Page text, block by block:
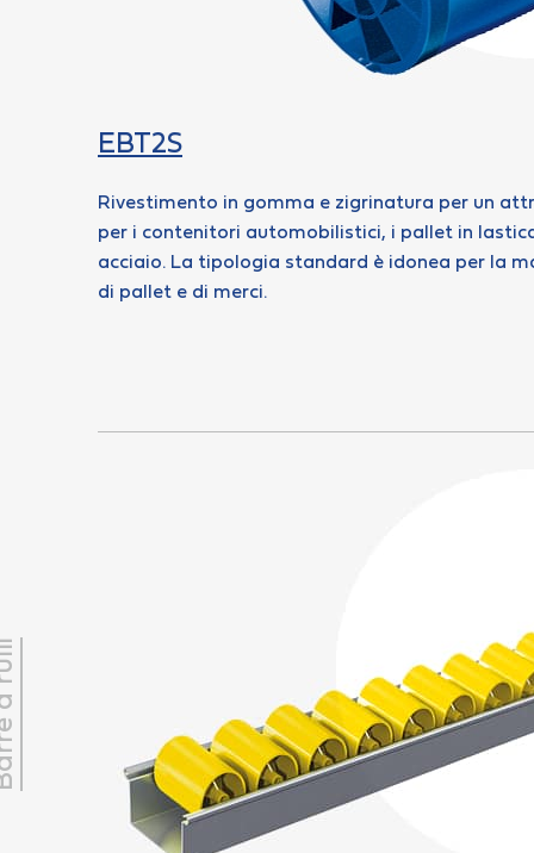
EBT2S
Rivestimento in gomma e zigrinatura per un
per i contenitori automobilistici, i pallet in
acciaio. La tipologia standard è idonea per la
di pallet e di merci.
rulli